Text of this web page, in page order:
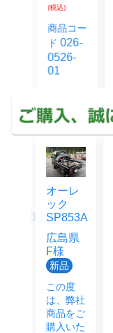
(税込)
商品コー
ド026-
0526-
01
オーレ
ック
SP853A
広島県
F様
新品
この度
は、弊社
商品をご
購入いた